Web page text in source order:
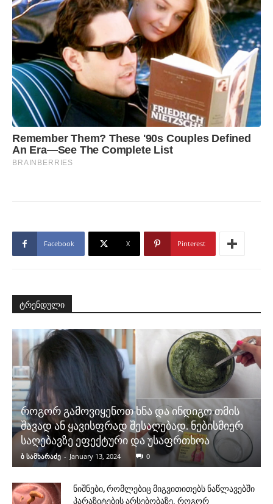
Facebook X Pinterest
ტრენდული
როგორ გამოვიყენოთ ხნა და ინდიგო თმის
შავად ან ყავისფრად შესაღებად. ნებისმიერ
საღებავზე ეფექტური და უსაფრთხოა
ბ სამხარაძე - January 13, 2024 0
ნიშნები, რომლებიც მიგვითითებს ნაწლავებში
პარაზიტების არსებობაზე. როგორ